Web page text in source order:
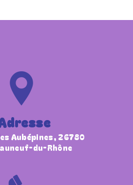
Aubépines, 26780
du-Rhône